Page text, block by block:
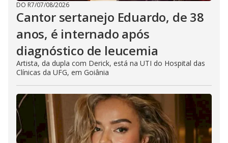
DO R7/07/08/2026
Cantor sertanejo Eduardo, de 38
anos, é internado após
diagnóstico de leucemia
Artista, da dupla com Derick, está na UTI do Hospital das
Clínicas da UFG, em Goiânia